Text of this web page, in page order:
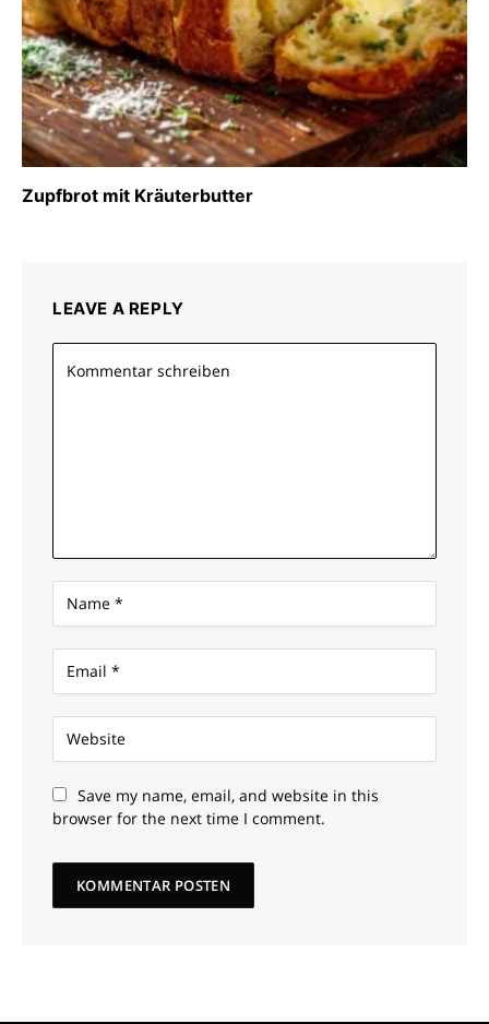
Zupfbrot mit Kräuterbutter
LEAVE A REPLY
Save my name, email, and website in this
browser for the next time I comment.